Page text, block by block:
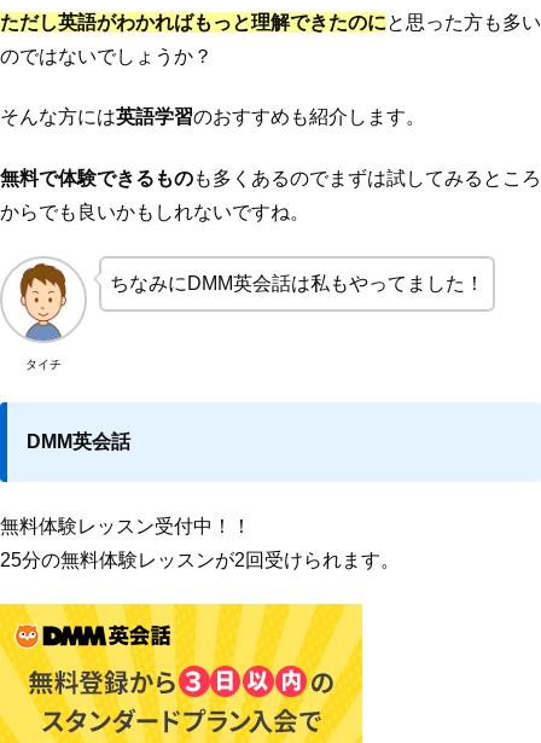
ただし英語がわかればもっと理解できたのにと思った方も多い
のではないでしょうか？
そんな方には英語学習のおすすめも紹介します。
無料で体験できるものも多くあるのでまずは試してみるところ
からでも良いかもしれないですね。
タイチ
ちなみにDMM英会話は私もやってました！
DMM英会話
無料体験レッスン受付中！！
25分の無料体験レッスンが2回受けられます。